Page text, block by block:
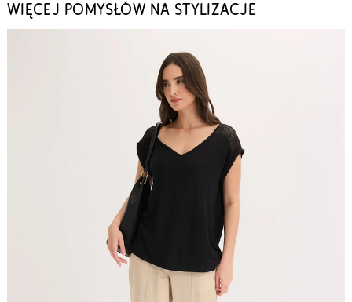
WIĘCEJ POMYSŁÓW NA STYLIZACJE